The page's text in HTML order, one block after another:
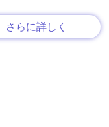
さらに詳しく